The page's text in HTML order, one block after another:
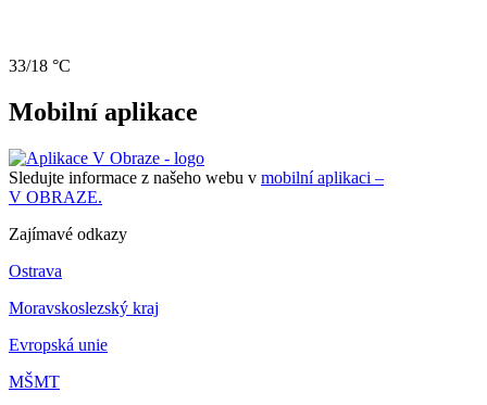
33/18 °C
Mobilní aplikace
Sledujte informace z našeho webu v mobilní aplikaci –
V OBRAZE.
Zajímavé odkazy
Ostrava
Moravskoslezský kraj
Evropská unie
MŠMT